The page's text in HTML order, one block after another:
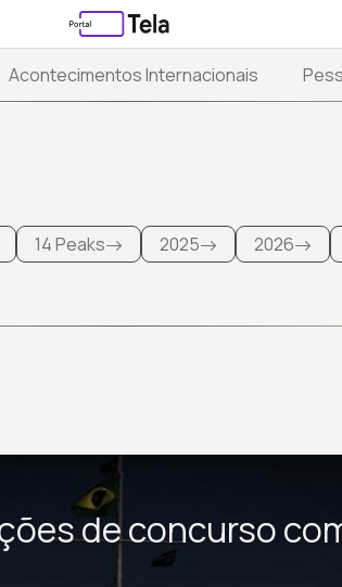
Acontecimentos Internacionais
14 Peaks 2025 2026
de concurso